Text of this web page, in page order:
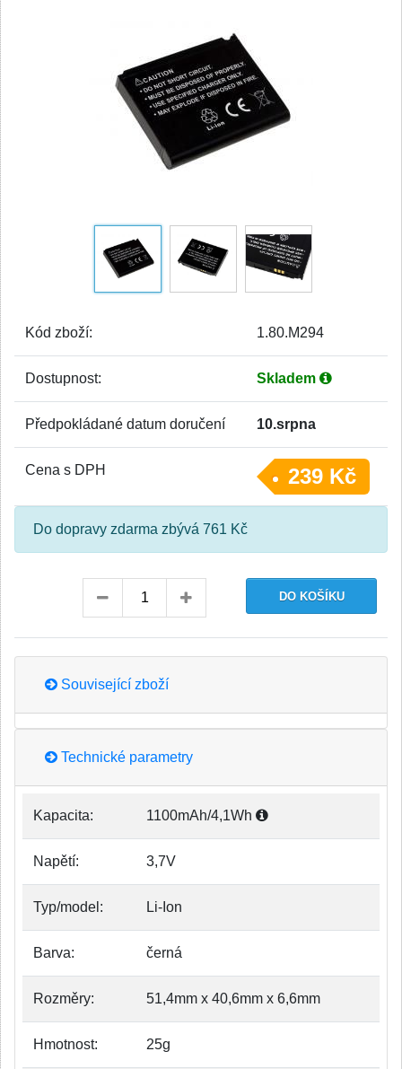
Kód zboží: 1.80.M294
Dostupnost: Skladem
Předpokládané datum doručení 10.srpna
Cena s DPH 239 Kč
Do dopravy zdarma zbývá 761 Kč
Související zboží
Technické parametry
Kapacita: 1100mAh/4,1Wh
Napětí: 3,7V
Typ/model: Li-Ion
Barva: černá
Rozměry: 51,4mm x 40,6mm x 6,6mm
Hmotnost: 25g